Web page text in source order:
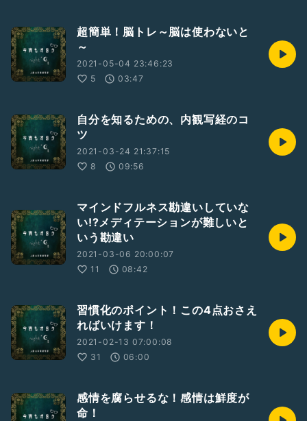
超簡単！脳トレ～脳は使わないと
～
2021-05-04 23:46:23
5
03:47
自分を知るための、内観写経のコ
ツ
2021-03-24 21:37:15
8
09:56
マインドフルネス勘違いしていな
い!?メディテーションが難しいと
いう勘違い
2021-03-06 20:00:07
11
08:42
習慣化のポイント！この4点おさえ
ればいけます！
2021-02-13 07:00:08
31
06:00
感情を腐らせるな！感情は鮮度が
命！